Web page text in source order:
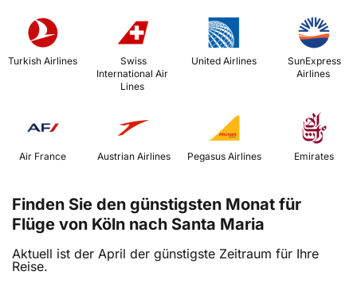
Turkish Airlines
International Air
Lines
United Airlines
Airlines
Air France Austrian Airlines Emirates
Finden Sie den günstigsten Monat für
Flüge von Köln nach Santa Maria
Aktuell ist der April der günstigste Zeitraum für Ihre
Reise.